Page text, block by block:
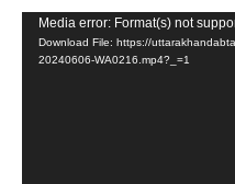
Video
Player
Media error: Format(s) not
Download File: https://
20240606-WA0216.mp4?_=1